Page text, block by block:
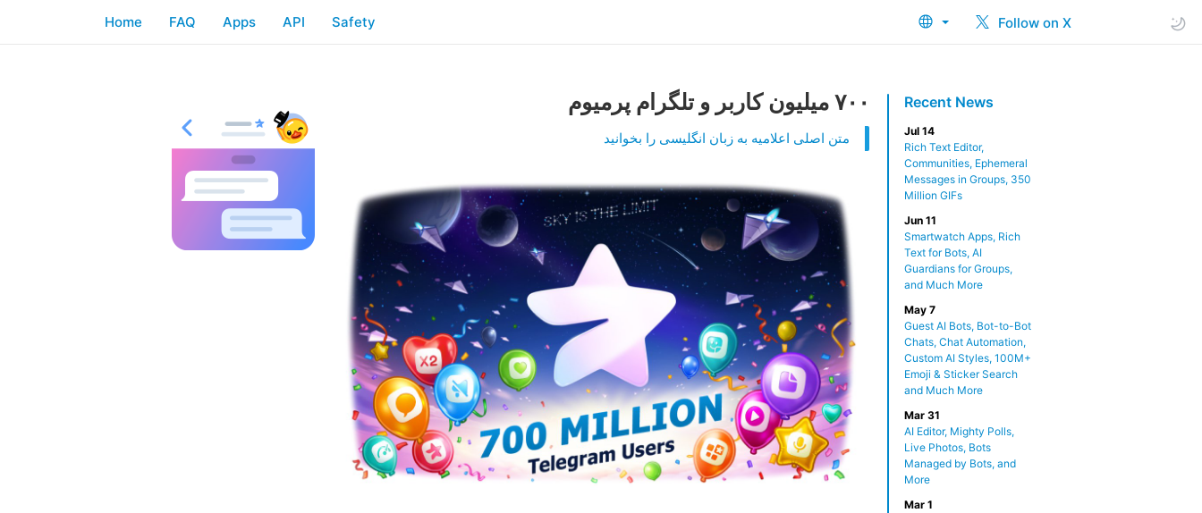
Follow on X
Home FAQ Apps API Safety
Recent News
Jul 14
Rich Text Editor,
Communities, Ephemeral
Messages in Groups, 350
Million GIFs
Jun 11
Smartwatch Apps, Rich
Text for Bots, AI
Guardians for Groups,
and Much More
May 7
Guest AI Bots, Bot-to-Bot
Chats, Chat Automation,
Custom AI Styles, 100M+
Emoji & Sticker Search
and Much More
Mar 31
AI Editor, Mighty Polls,
Live Photos, Bots
Managed by Bots, and
More
Mar 1
۷۰۰ میلیون کاربر و تلگرام پرمیوم
متن اصلی اعلامیه به زبان انگلیسی را بخوانید